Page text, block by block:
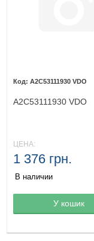
Товар в корзине
A2C53111930 VDO
A2C53111930 VDO
ЦЕНА:
1 376 грн.
В наличии
У кошик